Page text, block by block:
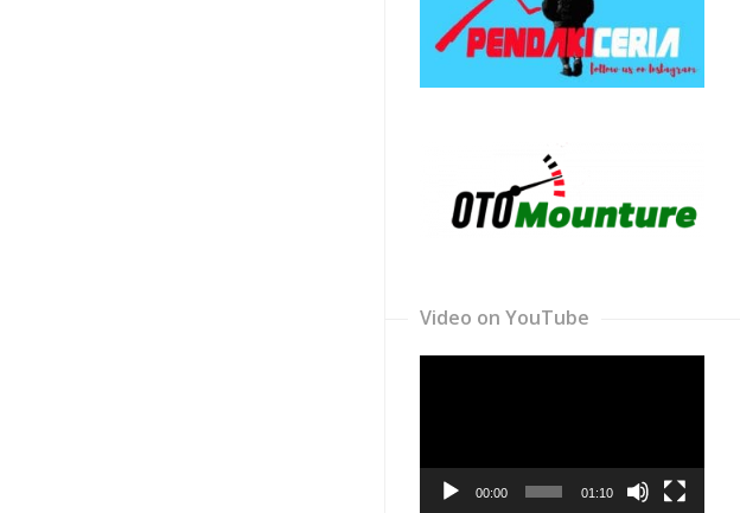
Video on YouTube
00:00 01:10